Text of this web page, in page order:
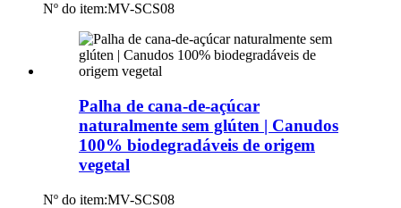
Nº do item:MV-SCS08
Palha de cana-de-açúcar
naturalmente sem glúten | Canudos
100% biodegradáveis ​​de origem
vegetal
Nº do item:MV-SCS08